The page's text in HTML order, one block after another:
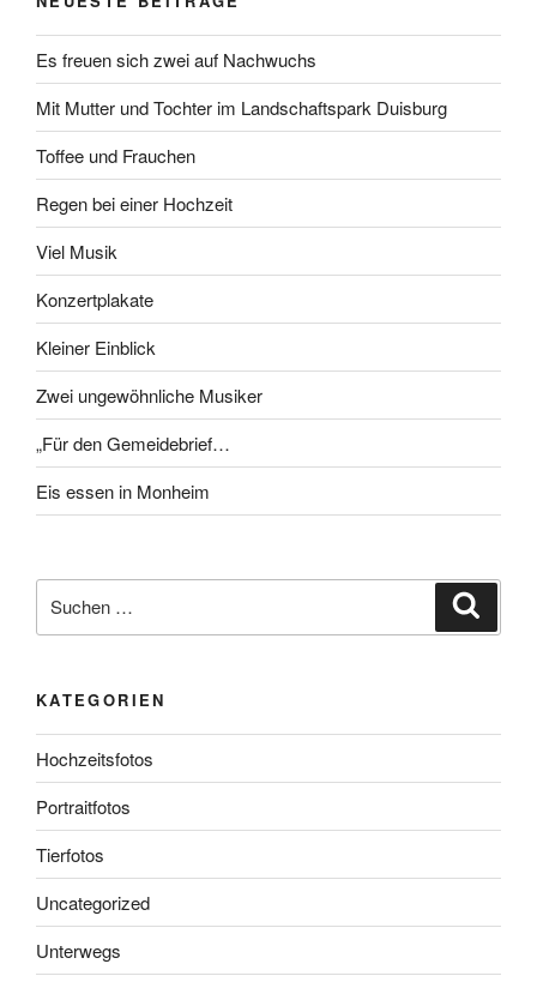
Es freuen sich zwei auf Nachwuchs
Mit Mutter und Tochter im Landschaftspark Duisburg
Toffee und Frauchen
Regen bei einer Hochzeit
Viel Musik
Konzertplakate
Kleiner Einblick
Zwei ungewöhnliche Musiker
„Für den Gemeidebrief…
Eis essen in Monheim
nach:
KATEGORIEN
Hochzeitsfotos
Portraitfotos
Tierfotos
Uncategorized
Unterwegs